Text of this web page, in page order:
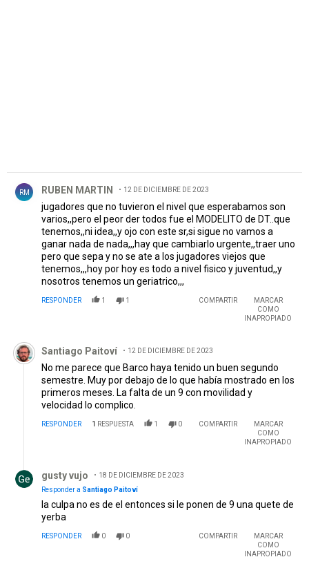
RM RUBEN MARTIN 12 DE DICIEMBRE DE 2023
jugadores que no tuvieron el nivel que esperabamos son
varios,,pero el peor der todos fue el MODELITO de DT..que
tenemos,,ni idea,,y ojo con este sr,si sigue no vamos a
ganar nada de nada,,,hay que cambiarlo urgente,,traer uno
pero que sepa y no se ate a los jugadores viejos que
tenemos,,,hoy por hoy es todo a nivel fisico y juventud,,y
nosotros tenemos un geriatrico,,,
RESPONDER 1 1 COMPARTIR
MARCAR
COMO
INAPROPIADO
Comentario de Santiago Paitoví.
Santiago Paitoví 12 DE DICIEMBRE DE 2023
No me parece que Barco haya tenido un buen segundo
semestre. Muy por debajo de lo que había mostrado en los
primeros meses. La falta de un 9 con movilidad y
velocidad lo complico.
RESPONDER 1 RESPUESTA 1 0 COMPARTIR
MARCAR
COMO
INAPROPIADO
gusty vujo
18 DE DICIEMBRE DE 2023
Responder a Santiago Paitoví
la culpa no es de el entonces si le ponen de 9 una quete de
yerba
RESPONDER 0 0 COMPARTIR
MARCAR
COMO
INAPROPIADO